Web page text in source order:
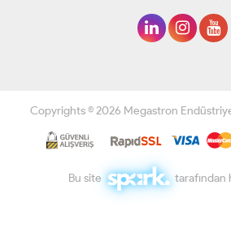
Copyrights © 2026 Megastron
Bu site tarafından